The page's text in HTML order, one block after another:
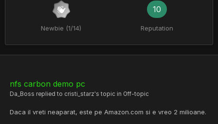
Newbie (1/14)
10
Reputation
nfs carbon demo pc
Da_Boss replied to cristi_starz's topic in Off-topic
Daca il vreti neaparat, este pe Amazon.com si e vreo 2 milioane.